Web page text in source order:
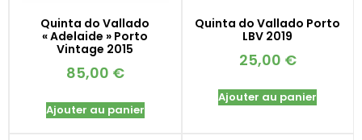
Quinta do Vallado
« Adelaide » Porto
Vintage 2015
85,00 €
Ajouter au panier
Quinta do Vallado Porto
LBV 2019
25,00 €
Ajouter au panier